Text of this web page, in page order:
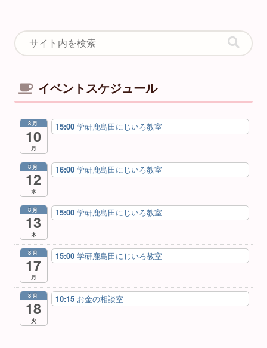
イベントスケジュール
8月
10
月
15:00 学研鹿島田にじいろ教室
8月
12
水
16:00 学研鹿島田にじいろ教室
8月
13
木
15:00 学研鹿島田にじいろ教室
8月
17
月
15:00 学研鹿島田にじいろ教室
8月
18
火
10:15 お金の相談室